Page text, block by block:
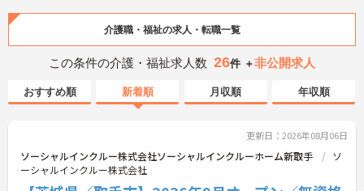
介護職・福祉の求人・転職一覧
この条件の介護・福祉求人数 26件 ＋非公開求人
おすすめ順 新着順 月収順 年収順
更新日：2026年08月06日
ソーシャルインクルー株式会社ソーシャルインクルーホーム新取手
ソ
ーシャルインクルー株式会社